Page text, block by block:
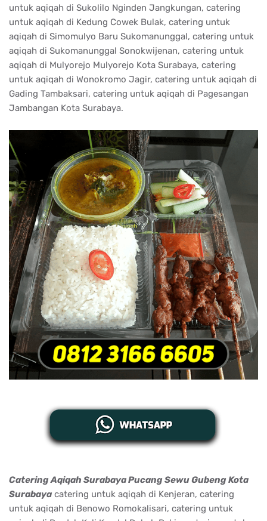
untuk aqiqah di Sukolilo Nginden Jangkungan, catering
untuk aqiqah di Kedung Cowek Bulak, catering untuk
aqiqah di Simomulyo Baru Sukomanunggal, catering untuk
aqiqah di Sukomanunggal Sonokwijenan, catering untuk
aqiqah di Mulyorejo Mulyorejo Kota Surabaya, catering
untuk aqiqah di Wonokromo Jagir, catering untuk aqiqah di
Gading Tambaksari, catering untuk aqiqah di Pagesangan
Jambangan Kota Surabaya.
Catering Aqiqah Surabaya Pucang Sewu Gubeng Kota
Surabaya catering untuk aqiqah di Kenjeran, catering
untuk aqiqah di Benowo Romokalisari, catering untuk